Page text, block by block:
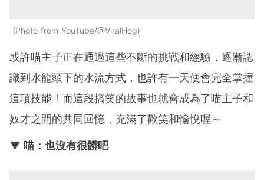
Photo from YouTube/@ViralHog
或許喵主子正在通過這些不斷的挑戰和經驗，逐漸認
識到水龍頭下的水流方式，也許有一天便會完全掌握
這項技能！而這段搞笑的故事也就會成為了喵主子和
奴才之間的共同回憶，充滿了歡笑和愉悅喔～
▼ 喵：也沒有很髒吧